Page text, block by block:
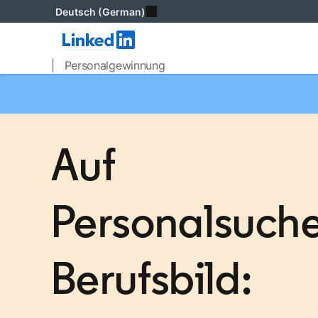
Deutsch (German)
| Personalgewinnung
Auf
Berufsbild: